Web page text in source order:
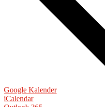
Google Kalender
iCalendar